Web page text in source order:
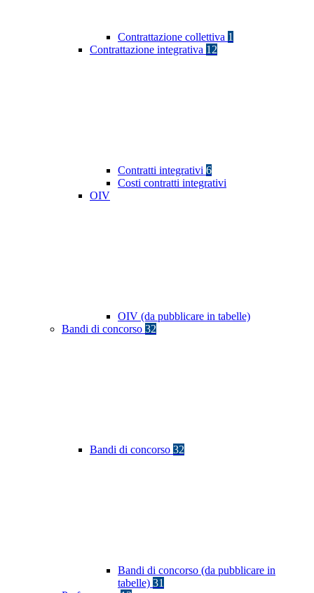
Contrattazione collettiva 1
Contrattazione integrativa 12
Contratti integrativi 6
Costi contratti integrativi
OIV
OIV (da pubblicare in tabelle)
Bandi di concorso 32
Bandi di concorso 32
Bandi di concorso (da pubblicare in
tabelle) 31